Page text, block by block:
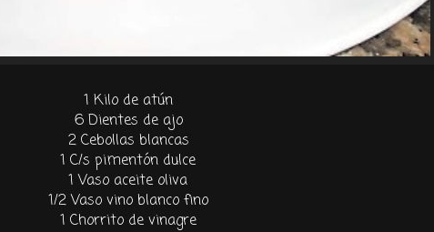
1 Kilo de atún
6 Dientes de ajo
2 Cebollas blancas
1 C/s pimentón dulce
1 Vaso aceite oliva
1/2 Vaso vino blanco fino
1 Chorrito de vinagre